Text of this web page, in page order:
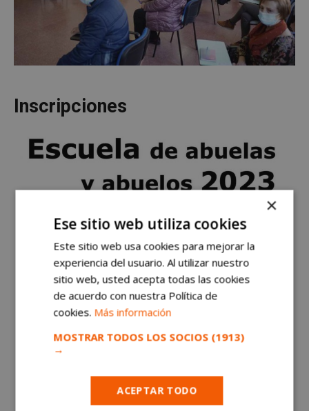
Inscripciones
×
Ese sitio web utiliza cookies
Este sitio web usa cookies para mejorar la
experiencia del usuario. Al utilizar nuestro
sitio web, usted acepta todas las cookies
de acuerdo con nuestra Política de
cookies. Más información
MOSTRAR TODOS LOS SOCIOS (1913)
→
ACEPTAR TODO